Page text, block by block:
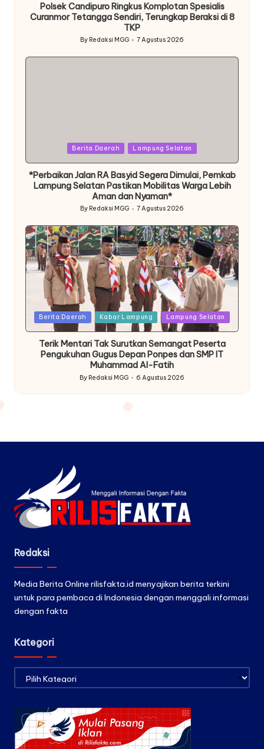
Polsek Candipuro Ringkus Komplotan Spesialis
Curanmor Tetangga Sendiri, Terungkap Beraksi di 8
TKP
Posted
by
By Redaksi MGG 7 Agustus 2026
Berita Daerah Lampung Selatan
*Perbaikan Jalan RA Basyid Segera Dimulai, Pemkab
Lampung Selatan Pastikan Mobilitas Warga Lebih
Aman dan Nyaman*
Posted
by
By Redaksi MGG 7 Agustus 2026
Posted
Berita Daerah Kabar Lampung Lampung Selatan
Terik Mentari Tak Surutkan Semangat Peserta
Pengukuhan Gugus Depan Ponpes dan SMP IT
Muhammad Al-Fatih
Posted
by
By Redaksi MGG 6 Agustus 2026
Redaksi
Media Berita Online rilisfakta.id menyajikan berita terkini
untuk para pembaca di Indonesia dengan menggali informasi
dengan fakta
Kategori